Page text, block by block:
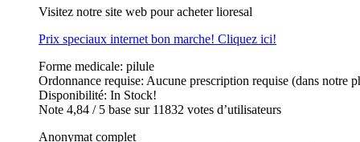
Visitez notre site web pour acheter lioresal
Prix speciaux internet bon marche! Cliquez ici!
Forme medicale: pilule
Ordonnance requise: Aucune prescription requise (dans notre
Disponibilité: In Stock!
Note 4,84 / 5 base sur 11832 votes d’utilisateurs
Anonymat complet